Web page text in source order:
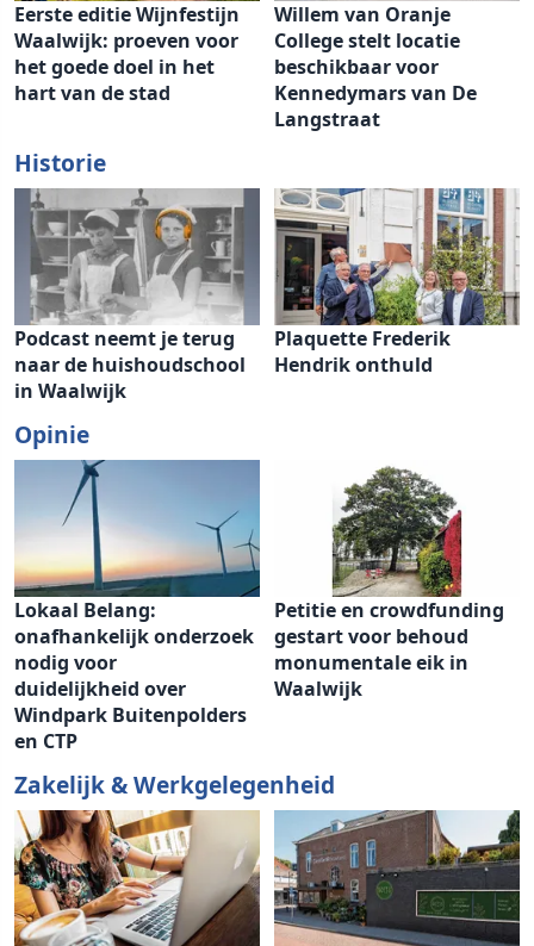
Eerste editie Wijnfestijn
Waalwijk: proeven voor
het goede doel in het
hart van de stad
Willem van Oranje
College stelt locatie
beschikbaar voor
Kennedymars van De
Langstraat
Historie
Podcast neemt je terug
naar de huishoudschool
in Waalwijk
Plaquette Frederik
Hendrik onthuld
Opinie
Lokaal Belang:
onafhankelijk onderzoek
nodig voor
duidelijkheid over
Windpark Buitenpolders
en CTP
Petitie en crowdfunding
gestart voor behoud
monumentale eik in
Waalwijk
Zakelijk & Werkgelegenheid